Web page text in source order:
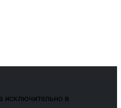
исключительно в